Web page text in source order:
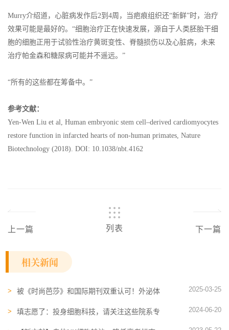
Murry介绍道，心脏病发作后2到4周，当疤痕组织还“新鲜”时，治疗
效果可能是最好的。“细胞治疗正在快速发展，源自于人类胚胎干细
胞的细胞正用于试验性治疗黄斑变性、脊髓损伤以及心脏病，未来
治疗帕金森和糖尿病可能并不遥远。”
“所有的这些都在筹备中。”
参考文献：
Yen-Wen Liu et al, Human embryonic stem cell–derived cardiomyocytes
restore function in infarcted hearts of non-human primates, Nature
Biotechnology (2018). DOI: 10.1038/nbt.4162
上一篇 列表 下一篇
相关新闻
被《时尚芭莎》和国际期刊双重认可！外泌体
2025-03-25
填志愿了：投身细胞科技，请关注这些院系专
2024-06-20